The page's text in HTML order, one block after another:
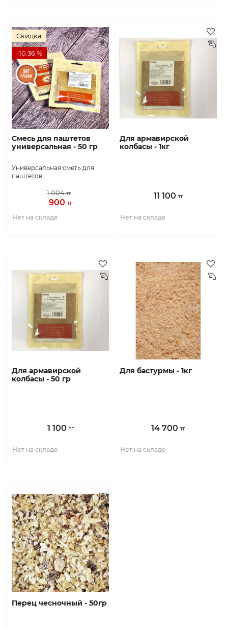
Скидка
-10.36 %
смесь для паштетов
универсальная - 50 гр
Универсальная сметь для
паштетов
1 004 тг
900 тг
Нет на складе
для армавирской
колбасы - 1кг
11 100 тг
Нет на складе
для армавирской
колбасы - 50 гр
1 100 тг
Нет на складе
для бастурмы - 1кг
14 700 тг
Нет на складе
перец чесночный - 50гр